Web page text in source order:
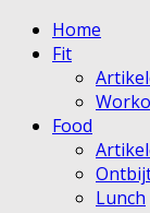
Home
Fit
Food
Lunch